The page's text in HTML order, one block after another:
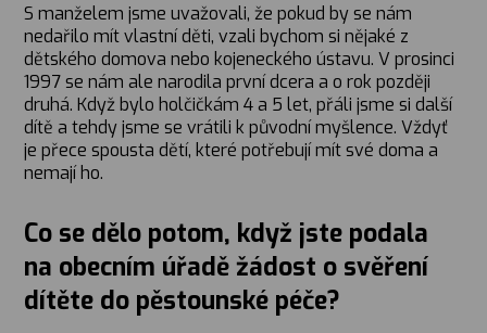
S manželem jsme uvažovali, že pokud by se nám
nedařilo mít vlastní děti, vzali bychom si nějaké z
dětského domova nebo kojeneckého ústavu. V prosinci
1997 se nám ale narodila první dcera a o rok později
druhá. Když bylo holčičkám 4 a 5 let, přáli jsme si další
dítě a tehdy jsme se vrátili k původní myšlence. Vždyť
je přece spousta dětí, které potřebují mít své doma a
nemají ho.
Co se dělo potom, když jste podala
na obecním úřadě žádost o svěření
dítěte do pěstounské péče?